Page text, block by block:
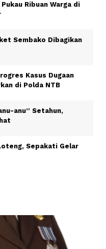
Ribuan Warga di
Sembako Dibagikan
Kasus Dugaan
di Polda NTB
anu” Setahun,
Sepakati Gelar